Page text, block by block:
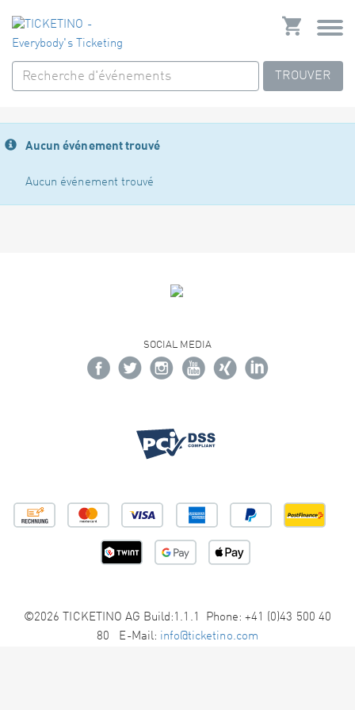
TROUVER
Aucun événement trouvé
Aucun événement trouvé
SOCIAL MEDIA
©2026 TICKETINO AG Build:1.1.1 Phone: +41 (0)43 500 40
80 E-Mail: info@ticketino.com